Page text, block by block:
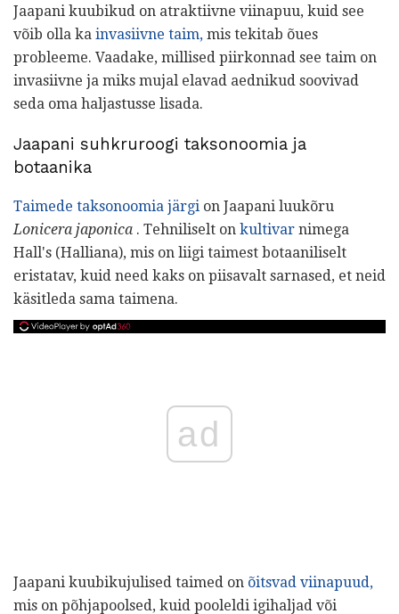
Jaapani kuubikud on atraktiivne viinapuu, kuid see
võib olla ka invasiivne taim, mis tekitab õues
probleeme. Vaadake, millised piirkonnad see taim on
invasiivne ja miks mujal elavad aednikud soovivad
seda oma haljastusse lisada.
Jaapani suhkruroogi taksonoomia ja
botaanika
Taimede taksonoomia järgi on Jaapani luukõru
Lonicera japonica . Tehniliselt on kultivar nimega
Hall's (Halliana), mis on liigi taimest botaaniliselt
eristatav, kuid need kaks on piisavalt sarnased, et neid
käsitleda sama taimena.
ad
Jaapani kuubikujulised taimed on õitsvad viinapuud,
mis on põhjapoolsed, kuid pooleldi igihaljad või